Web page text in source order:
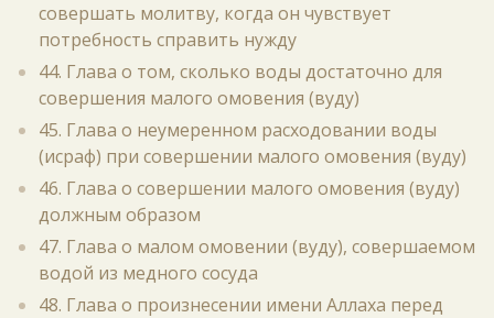
совершать молитву, когда он чувствует
потребность справить нужду
44. Глава о том, сколько воды достаточно для
совершения малого омовения (вуду)
45. Глава о неумеренном расходовании воды
(исраф) при совершении малого омовения (вуду)
46. Глава о совершении малого омовения (вуду)
должным образом
47. Глава о малом омовении (вуду), совершаемом
водой из медного сосуда
48. Глава о произнесении имени Аллаха перед